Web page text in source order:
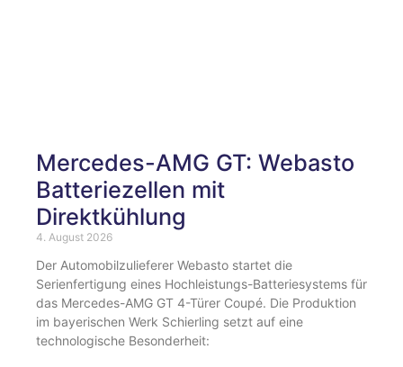
Mercedes-AMG GT: Webasto
Batteriezellen mit
Direktkühlung
4. August 2026
Der Automobilzulieferer Webasto startet die
Serienfertigung eines Hochleistungs-Batteriesystems für
das Mercedes-AMG GT 4-Türer Coupé. Die Produktion
im bayerischen Werk Schierling setzt auf eine
technologische Besonderheit: